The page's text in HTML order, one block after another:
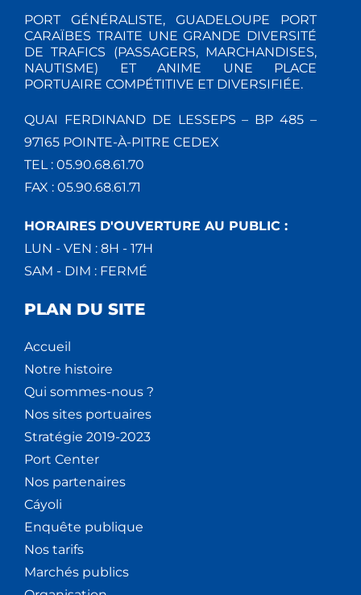
PORT GÉNÉRALISTE, GUADELOUPE PORT
CARAÏBES TRAITE UNE GRANDE DIVERSITÉ
DE TRAFICS (PASSAGERS, MARCHANDISES,
NAUTISME) ET ANIME UNE PLACE
PORTUAIRE COMPÉTITIVE ET DIVERSIFIÉE.
QUAI FERDINAND DE LESSEPS – BP 485 –
97165 POINTE-À-PITRE CEDEX
TEL : 05.90.68.61.70
FAX : 05.90.68.61.71
HORAIRES D'OUVERTURE AU PUBLIC :
LUN - VEN : 8H - 17H
SAM - DIM : FERMÉ
PLAN DU SITE
Accueil
Notre histoire
Qui sommes-nous ?
Nos sites portuaires
Stratégie 2019-2023
Port Center
Nos partenaires
Cáyoli
Enquête publique
Nos tarifs
Marchés publics